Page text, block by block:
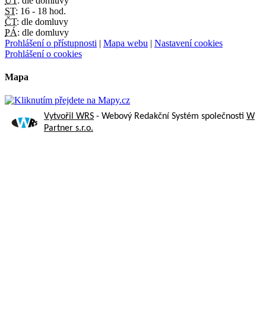
ST: 16 - 18 hod.
ČT: dle domluvy
PÁ: dle domluvy
Prohlášení o přístupnosti | Mapa webu | Nastavení cookies
Prohlášení o cookies
Mapa
Vytvořil WRS - Webový Redakční Systém společnosti W
Partner s.r.o.